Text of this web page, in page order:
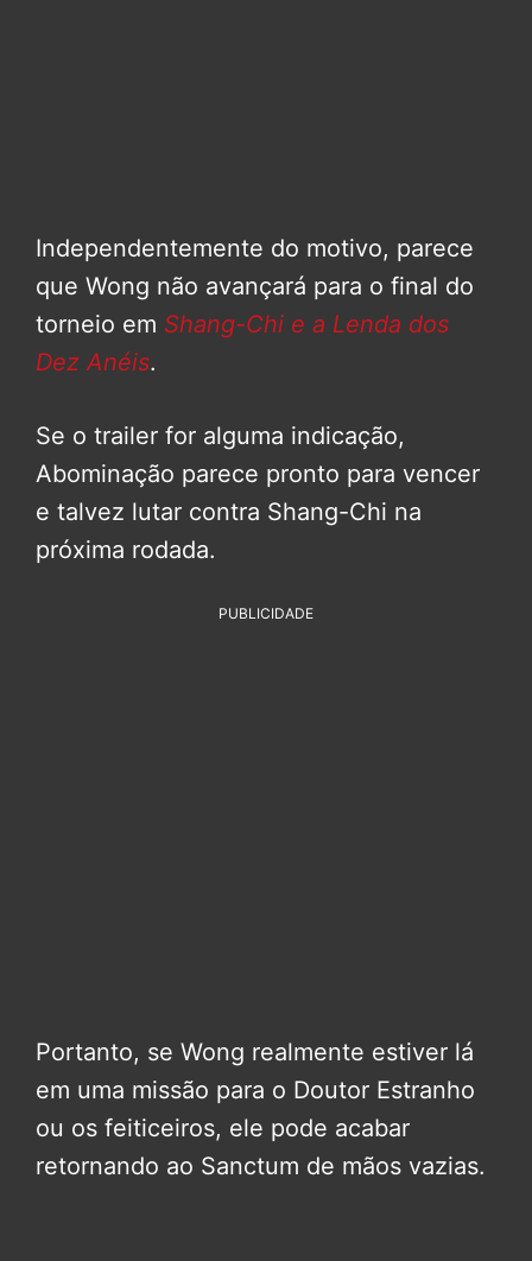
Independentemente do motivo, parece
que Wong não avançará para o final do
torneio em Shang-Chi e a Lenda dos
Dez Anéis.
Se o trailer for alguma indicação,
Abominação parece pronto para vencer
e talvez lutar contra Shang-Chi na
próxima rodada.
PUBLICIDADE
Portanto, se Wong realmente estiver lá
em uma missão para o Doutor Estranho
ou os feiticeiros, ele pode acabar
retornando ao Sanctum de mãos vazias.